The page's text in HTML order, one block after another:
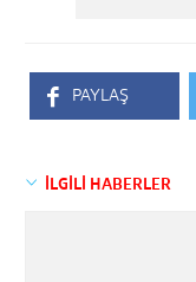
PAYLAŞ
İLGİLİ HABERLER